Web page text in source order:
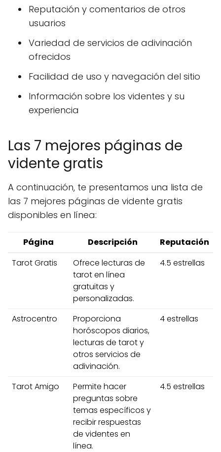
Reputación y comentarios de otros
usuarios
Variedad de servicios de adivinación
ofrecidos
Facilidad de uso y navegación del sitio
Información sobre los videntes y su
experiencia
Las 7 mejores páginas de
vidente gratis
A continuación, te presentamos una lista de
las 7 mejores páginas de vidente gratis
disponibles en línea:
Página Descripción
Reputación
Tarot Gratis
Ofrece lecturas de
tarot en línea
gratuitas y
personalizadas.
4.5 estrellas
Astrocentro
Proporciona
horóscopos diarios,
lecturas de tarot y
otros servicios de
adivinación.
4 estrellas
Tarot Amigo
Permite hacer
preguntas sobre
temas específicos y
recibir respuestas
de videntes en
línea.
4.5 estrellas